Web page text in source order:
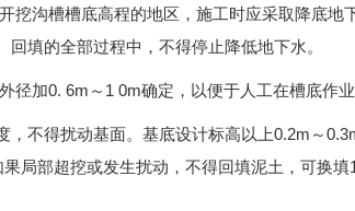
挖沟槽槽底高程的地区，施工时应采取降底
填的全部过程中，不得停止降低地下水。
径加0. 6m～1 0m确定，以便于人工在槽底作业
，不得扰动基面。基底设计标高以上0.2m～
局部超挖或发生扰动，不得回填泥土，可换